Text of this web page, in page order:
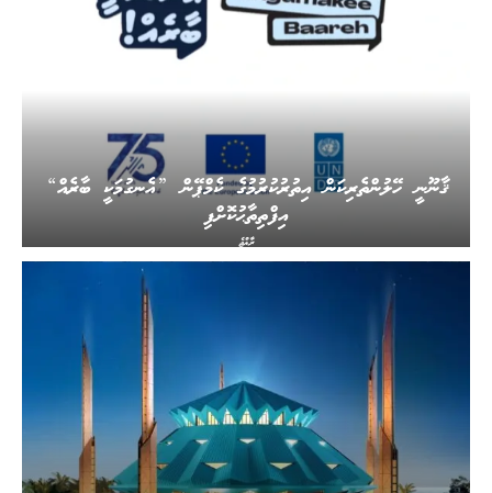
ރާއްޖެ
ޤާނޫނީ ހޭލުންތެރިކަން އިތުރުކުރުމުގެ ކެމްޕޭން ”އެނގުމަކީ ބާރެއް“
އިފްތިތާޙުކޮށްފި